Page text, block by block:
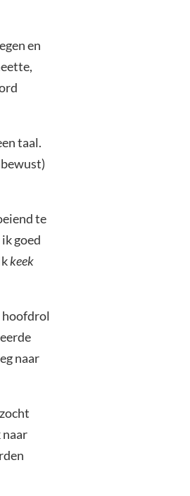
en
taal.
te
goed
keek
hoofdrol
naar
naar